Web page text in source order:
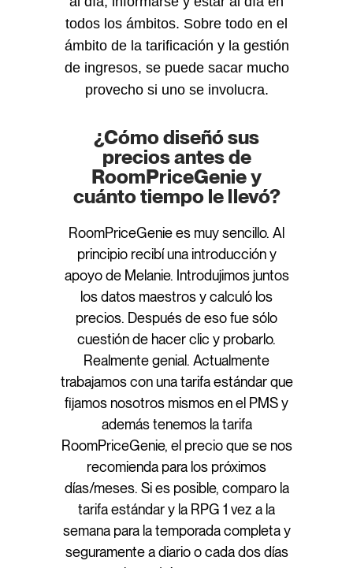
todos los ámbitos. Sobre todo en el
ámbito de la tarificación y la gestión
de ingresos, se puede sacar mucho
provecho si uno se involucra.
¿Cómo diseñó sus
precios antes de
RoomPriceGenie y
cuánto tiempo le llevó?
RoomPriceGenie es muy sencillo. Al
principio recibí una introducción y
apoyo de Melanie. Introdujimos juntos
los datos maestros y calculó los
precios. Después de eso fue sólo
cuestión de hacer clic y probarlo.
Realmente genial. Actualmente
trabajamos con una tarifa estándar que
fijamos nosotros mismos en el PMS y
además tenemos la tarifa
RoomPriceGenie, el precio que se nos
recomienda para los próximos
días/meses. Si es posible, comparo la
tarifa estándar y la RPG 1 vez a la
semana para la temporada completa y
seguramente a diario o cada dos días